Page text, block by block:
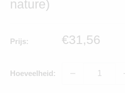
nature)
Prijs: Verkoopprijs
€31,56
Hoeveelheid: